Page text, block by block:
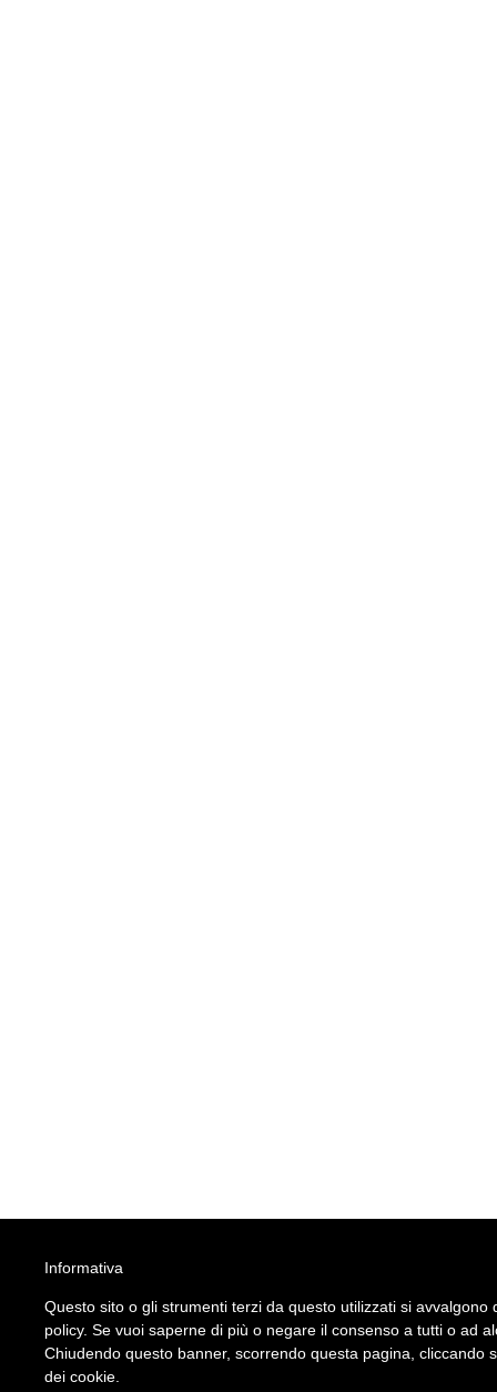
Informativa
Questo sito o gli strumenti terzi da questo utilizzati si
policy. Se vuoi saperne di più o negare il consenso a tutti o ad
Chiudendo questo banner, scorrendo questa pagina, cliccando
dei cookie.